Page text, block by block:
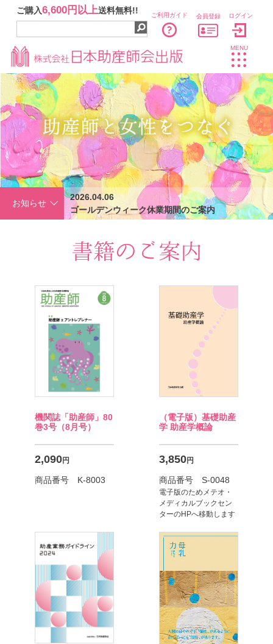
ご購入6,600円以上送料無料!! ご利用ガイド 会員登録 ログイン
MENU
お知らせ
2026.04.06
ゴールデンウィーク休業期間のご案内
機関誌「助産師」80
巻3号 （8月号）
2,090円
商品番号 K-8003
（電子版）基礎助産
学 助産学概論
3,850円
商品番号 S-0048
電子版のためメテオ・
メディカルブックセン
ターのHPへ移動します